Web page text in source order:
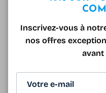
Inscrivez-vous à
nos offres
avant